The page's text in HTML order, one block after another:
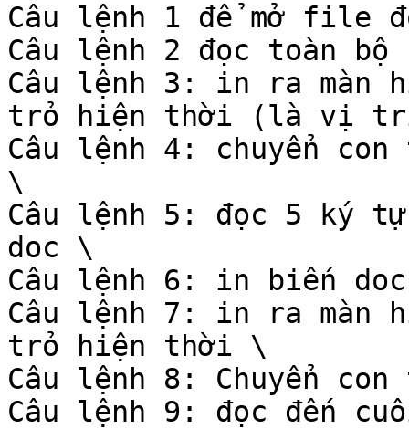
Câu lệnh 1 để mở file
Câu lệnh 2 đọc toàn
Câu lệnh 3: in ra màn
trỏ hiện thời (là vị
Câu lệnh 4: chuyển
\
Câu lệnh 5: đọc 5 ký
doc \
Câu lệnh 6: in biến
Câu lệnh 7: in ra màn
trỏ hiện thời \
Câu lệnh 8: Chuyển
Câu lệnh 9: đọc đến